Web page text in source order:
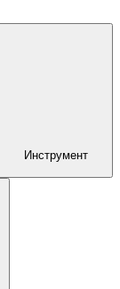
Инструмент